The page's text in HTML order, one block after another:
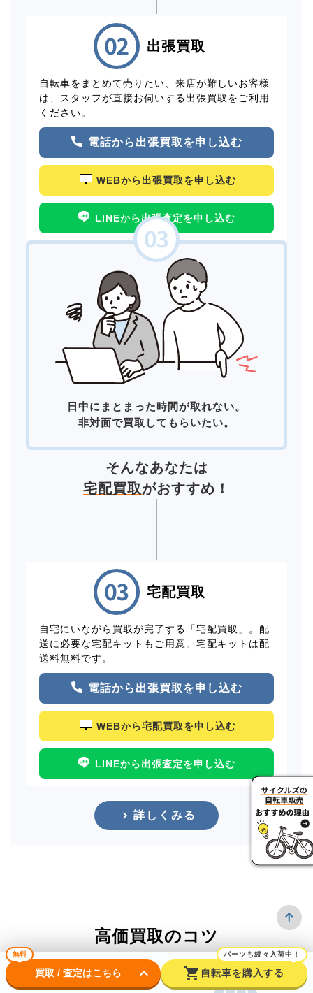
出張買取
自転車をまとめて売りたい、来店が難しいお客様
は、スタッフが直接お伺いする出張買取をご利用
ください。
電話から出張買取を申し込む
WEBから出張買取を申し込む
LINEから出張査定を申し込む
日中にまとまった時間が取れない。
非対面で買取してもらいたい。
そんなあなたは
宅配買取がおすすめ！
宅配買取
自宅にいながら買取が完了する「宅配買取」。配
送に必要な宅配キットもご用意。宅配キットは配
送料無料です。
電話から出張買取を申し込む
WEBから宅配買取を申し込む
LINEから出張査定を申し込む
詳しくみる
高価買取のコツ
無料
買取 / 査定はこちら keyboard_arrow_down shopping_cart
パーツも続々入荷中！
自転車を購入する